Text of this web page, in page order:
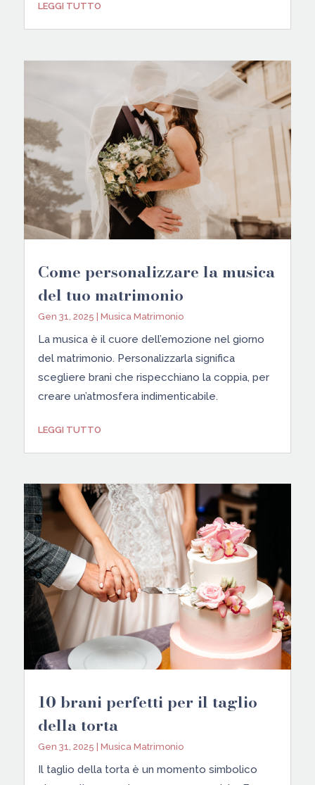
LEGGI TUTTO
Come personalizzare la musica
del tuo matrimonio
Gen 31, 2025 | Musica Matrimonio
La musica è il cuore dell’emozione nel giorno
del matrimonio. Personalizzarla significa
scegliere brani che rispecchiano la coppia, per
creare un’atmosfera indimenticabile.
LEGGI TUTTO
10 brani perfetti per il taglio
della torta
Gen 31, 2025 Musica Matrimonio
Il taglio della torta è un momento simbolico